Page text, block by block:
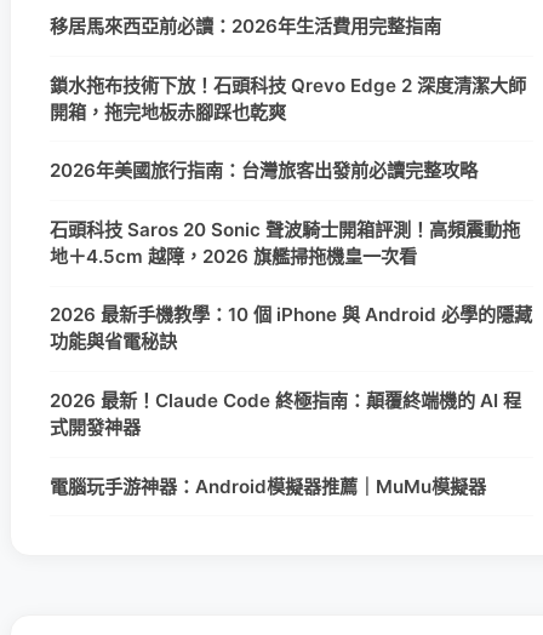
移居馬來西亞前必讀：2026年生活費用完整指南
鎖水拖布技術下放！石頭科技 Qrevo Edge 2 深度清潔大師
開箱，拖完地板赤腳踩也乾爽
2026年美國旅行指南：台灣旅客出發前必讀完整攻略
石頭科技 Saros 20 Sonic 聲波騎士開箱評測！高頻震動拖
地＋4.5cm 越障，2026 旗艦掃拖機皇一次看
2026 最新手機教學：10 個 iPhone 與 Android 必學的隱藏
功能與省電秘訣
2026 最新！Claude Code 終極指南：顛覆終端機的 AI 程
式開發神器
電腦玩手游神器：Android模擬器推薦｜MuMu模擬器